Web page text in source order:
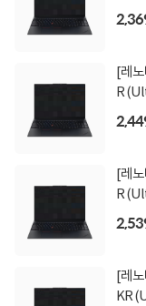
[레
R
[레
R
[레
KR
상세정보
업그레이드 상품은 주문 후
요청에 의한 새상품을 개봉
장착된 부품은 해당 제조사
기본제품과 추가 또는 교체
상